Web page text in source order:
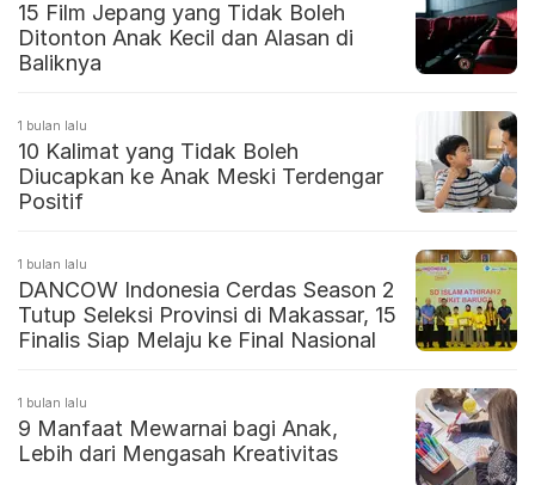
15 Film Jepang yang Tidak Boleh
Ditonton Anak Kecil dan Alasan di
Baliknya
1 bulan lalu
10 Kalimat yang Tidak Boleh
Diucapkan ke Anak Meski Terdengar
Positif
1 bulan lalu
DANCOW Indonesia Cerdas Season 2
Tutup Seleksi Provinsi di Makassar, 15
Finalis Siap Melaju ke Final Nasional
1 bulan lalu
9 Manfaat Mewarnai bagi Anak,
Lebih dari Mengasah Kreativitas